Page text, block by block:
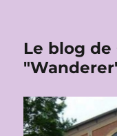
Le blog de